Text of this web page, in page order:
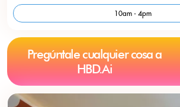
10am - 4pm
Pregúntale cualquier cosa a
HBD.Ai